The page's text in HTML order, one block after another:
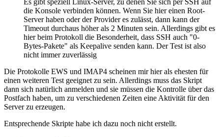
die Konsole verbinden können. Wenn Sie hier einen Root-
Server haben oder der Provider es zulässt, dann kann der
Timeout durchaus höher als 2 Minuten sein. Allerdings gibt es
hier beim Protokoll die Besonderheit, dass SSH auch "0-
Bytes-Pakete" als Keepalive senden kann. Der Test ist also
nicht immer zuverlässig
Die Protokolle EWS und IMAP4 scheinen mir hier als ehesten für
einen weiteren Test geeignet zu sein. Allerdings muss das Skript
dann sich natürlich anmelden und sie müssen die Kontrolle über das
Postfach haben, um zu verschiedenen Zeiten eine Aktivität für den
Server zu erzeugen.
Entsprechende Skripte habe ich dazu noch nicht erstellt.